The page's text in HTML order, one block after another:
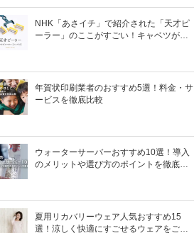
NHK「あさイチ」で紹介された「天才ピ
ーラー」のここがすごい！キャベツがほ
年賀状印刷業者のおすすめ5選！料金・サ
ービスを徹底比較
ウォーターサーバーおすすめ10選！導入
のメリットや選び方のポイントを徹底解
夏用リカバリーウェア人気おすすめ15
選！涼しく快適にすごせるウェアをご紹